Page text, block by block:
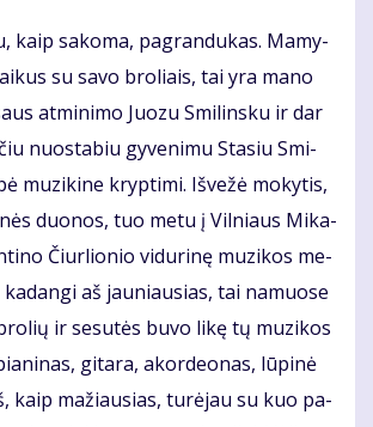
kaip sa­ko­ma, pa­gran­du­kas. Ma­my­
su sa­vo bro­liais, tai yra ma­no
at­mi­ni­mo Juo­zu Smi­lins­ku ir dar
nuo­sta­biu gy­ve­ni­mu Sta­siu Smi­
mu­zi­ki­ne kryp­ti­mi. Iš­ve­žė mo­ky­tis,
duo­nos, tuo me­tu į Vil­niaus Mi­ka­
Čiur­lio­nio vi­du­ri­nę mu­zi­kos me­
aš jau­niau­sias, tai na­muo­se
ir se­su­tės bu­vo li­kę tų mu­zi­kos
gi­ta­ra, akor­de­o­nas, lū­pi­nė
kaip ma­žiau­sias, tu­rė­jau su kuo pa­